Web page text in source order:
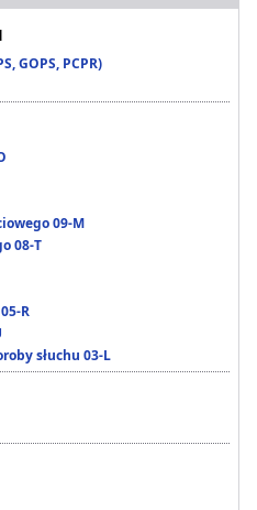
GOPS, PCPR)
09-M
08-T
R
słuchu 03-L